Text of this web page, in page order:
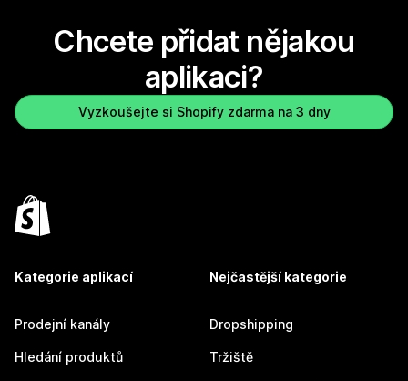
Chcete přidat nějakou
aplikaci?
Vyzkoušejte si Shopify zdarma na 3 dny
Kategorie aplikací
Prodejní kanály
Hledání produktů
Nejčastější kategorie
Dropshipping
Tržiště